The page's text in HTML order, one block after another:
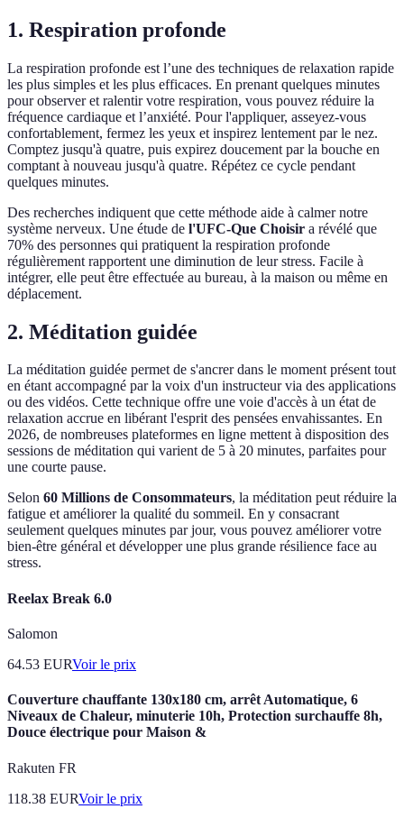
1. Respiration profonde
La respiration profonde est l’une des techniques de relaxation rapide
les plus simples et les plus efficaces. En prenant quelques minutes
pour observer et ralentir votre respiration, vous pouvez réduire la
fréquence cardiaque et l’anxiété. Pour l'appliquer, asseyez-vous
confortablement, fermez les yeux et inspirez lentement par le nez.
Comptez jusqu'à quatre, puis expirez doucement par la bouche en
comptant à nouveau jusqu'à quatre. Répétez ce cycle pendant
quelques minutes.
Des recherches indiquent que cette méthode aide à calmer notre
système nerveux. Une étude de l'UFC-Que Choisir a révélé que
70% des personnes qui pratiquent la respiration profonde
régulièrement rapportent une diminution de leur stress. Facile à
intégrer, elle peut être effectuée au bureau, à la maison ou même en
déplacement.
2. Méditation guidée
La méditation guidée permet de s'ancrer dans le moment présent tout
en étant accompagné par la voix d'un instructeur via des applications
ou des vidéos. Cette technique offre une voie d'accès à un état de
relaxation accrue en libérant l'esprit des pensées envahissantes. En
2026, de nombreuses plateformes en ligne mettent à disposition des
sessions de méditation qui varient de 5 à 20 minutes, parfaites pour
une courte pause.
Selon 60 Millions de Consommateurs, la méditation peut réduire la
fatigue et améliorer la qualité du sommeil. En y consacrant
seulement quelques minutes par jour, vous pouvez améliorer votre
bien-être général et développer une plus grande résilience face au
stress.
Reelax Break 6.0
Salomon
64.53 EURVoir le prix
Couverture chauffante 130x180 cm, arrêt Automatique, 6
Niveaux de Chaleur, minuterie 10h, Protection surchauffe 8h,
Douce électrique pour Maison &
Rakuten FR
118.38 EURVoir le prix